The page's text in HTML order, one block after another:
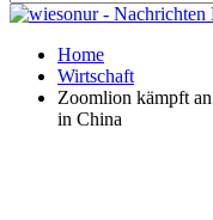
Home
Wirtschaft
Zoomlion kämpft
in China